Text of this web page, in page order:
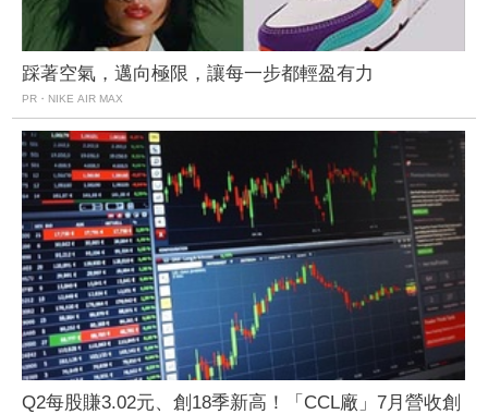
踩著空氣，邁向極限，讓每一步都輕盈有力
PR・NIKE AIR MAX
Q2每股賺3.02元、創18季新高！「CCL廠」7月營收創